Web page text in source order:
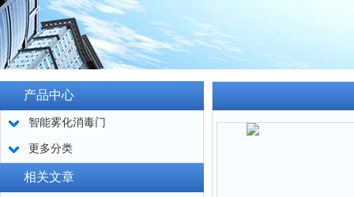
产品中心
智能雾化消毒门
更多分类
相关文章